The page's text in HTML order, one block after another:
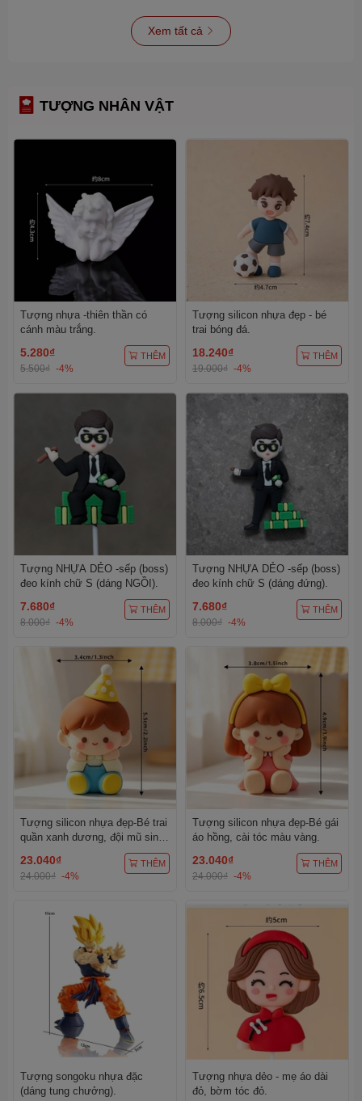
Xem tất cả
TƯỢNG NHÂN VẬT
Tượng nhựa -thiên thần có
cánh màu trắng.
5.280₫
5.500₫ -4%
THÊM
Tượng silicon nhựa đẹp - bé
trai bóng đá.
18.240₫
19.000₫ -4%
THÊM
Tượng NHỰA DẺO -sếp (boss)
đeo kính chữ S (dáng NGỒI).
7.680₫
8.000₫ -4%
THÊM
Tượng NHỰA DẺO -sếp (boss)
đeo kính chữ S (dáng đứng).
7.680₫
8.000₫ -4%
THÊM
Tượng silicon nhựa đẹp-Bé trai
quần xanh dương, đội mũ sinh
nhật màu vàng chấm trắng.
23.040₫
24.000₫ -4%
THÊM
Tượng silicon nhựa đẹp-Bé gái
áo hồng, cài tóc màu vàng.
23.040₫
24.000₫ -4%
THÊM
Tượng songoku nhựa đặc
(dáng tung chưởng).
Tượng nhựa dẻo - mẹ áo dài
đỏ, bờm tóc đỏ.